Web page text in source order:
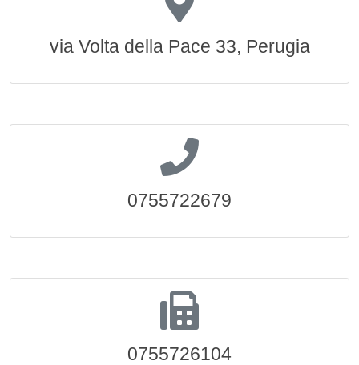
via Volta della Pace 33, Perugia
0755722679
0755726104